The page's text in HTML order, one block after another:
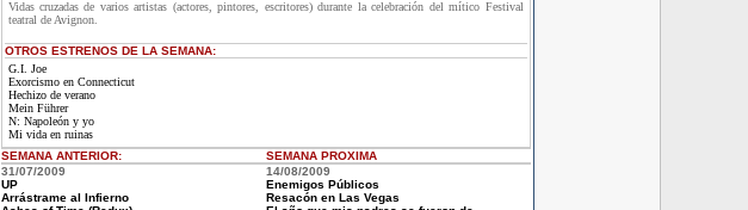
Vidas cruzadas de varios artistas (actores, pintores, escritores) durante la celebración del mítico Festival
teatral de Avignon.
OTROS ESTRENOS DE LA SEMANA:
G.I. Joe
Exorcismo en Connecticut
Hechizo de verano
Mein Führer
N: Napoleón y yo
Mi vida en ruinas
SEMANA ANTERIOR: SEMANA PROXIMA
31/07/2009
UP
Arrástrame al Infierno
14/08/2009
Enemigos Públicos
Resacón en Las Vegas